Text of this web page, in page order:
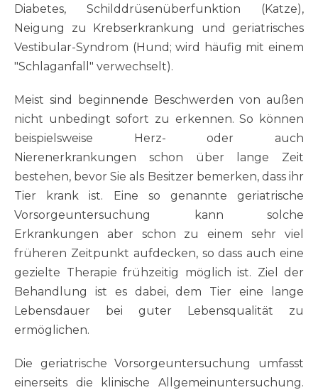
Diabetes, Schilddrüsenüberfunktion (Katze),
Neigung zu Krebserkrankung und geriatrisches
Vestibular-Syndrom (Hund; wird häufig mit einem
"Schlaganfall" verwechselt).
Meist sind beginnende Beschwerden von außen
nicht unbedingt sofort zu erkennen. So können
beispielsweise Herz- oder auch
Nierenerkrankungen schon über lange Zeit
bestehen, bevor Sie als Besitzer bemerken, dass ihr
Tier krank ist. Eine so genannte geriatrische
Vorsorgeuntersuchung kann solche
Erkrankungen aber schon zu einem sehr viel
früheren Zeitpunkt aufdecken, so dass auch eine
gezielte Therapie frühzeitig möglich ist. Ziel der
Behandlung ist es dabei, dem Tier eine lange
Lebensdauer bei guter Lebensqualität zu
ermöglichen.
Die geriatrische Vorsorgeuntersuchung umfasst
einerseits die klinische Allgemeinuntersuchung.